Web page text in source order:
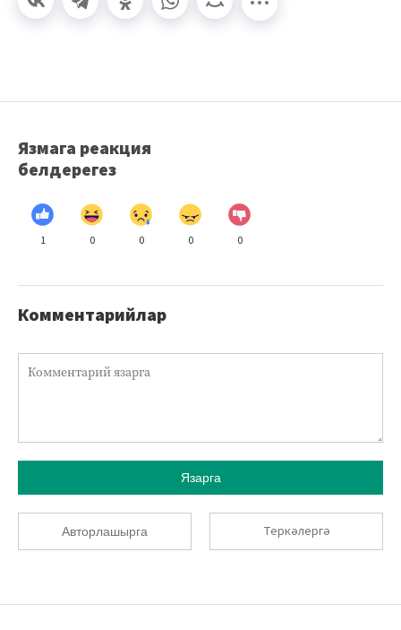
Язмага реакция
белдерегез
1 0 0 0 0
Комментарийлар
Язарга
Авторлашырга Теркәлергә